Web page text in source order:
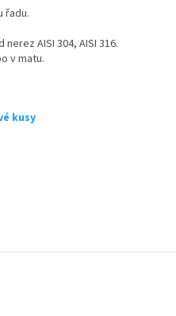
řadu.
AISI 304, AISI 316.
v matu.
kusy